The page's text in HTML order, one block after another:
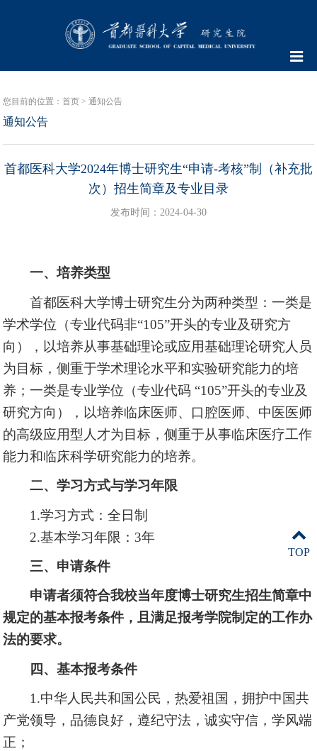
您目前的位置：首页 >通知公告
通知公告
首都医科大学2024年博士研究生“申请-考核”制（补充批
次）招生简章及专业目录
发布时间：2024-04-30
一、培养类型
首都医科大学博士研究生分为两种类型：一类是
学术学位（专业代码非“105”开头的专业及研究方
向），以培养从事基础理论或应用基础理论研究人员
为目标，侧重于学术理论水平和实验研究能力的培
养；一类是专业学位（专业代码 “105”开头的专业及
研究方向），以培养临床医师、口腔医师、中医医师
的高级应用型人才为目标，侧重于从事临床医疗工作
能力和临床科学研究能力的培养。
二、学习方式与学习年限
1.学习方式：全日制
2.基本学习年限：3年
三、申请条件
申请者须符合我校当年度博士研究生招生简章中
规定的基本报考条件，且满足报考学院制定的工作办
法的要求。
四、基本报考条件
1.中华人民共和国公民，热爱祖国，拥护中国共
产党领导，品德良好，遵纪守法，诚实守信，学风端
正；
TOP